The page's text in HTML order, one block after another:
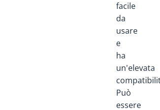
facile
da
usare
e
ha
un'elevata
Può
essere